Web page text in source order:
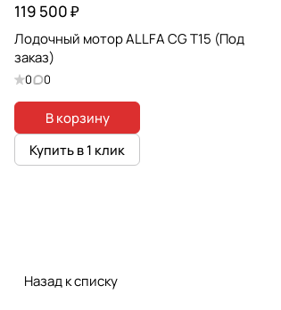
119 500 ₽
Лодочный мотор ALLFA CG T15 (Под
заказ)
0 0
В корзину
Купить в 1 клик
Назад к списку